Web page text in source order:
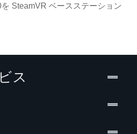
SteamVR ベースステーション
ス